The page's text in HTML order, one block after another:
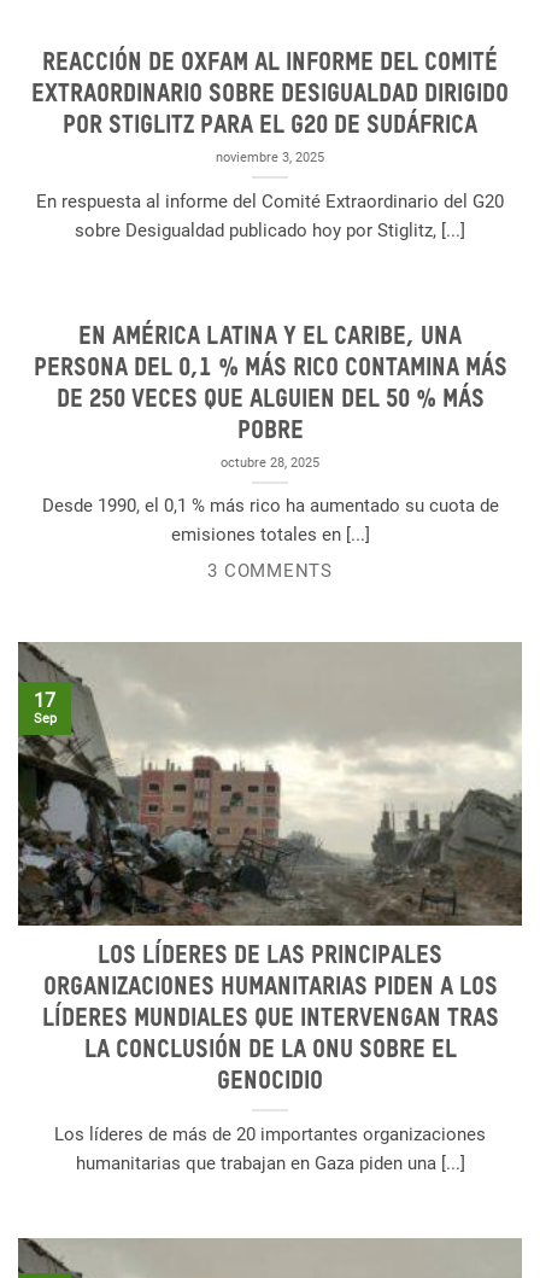
REACCIÓN DE OXFAM AL INFORME DEL COMITÉ
EXTRAORDINARIO SOBRE DESIGUALDAD DIRIGIDO
POR STIGLITZ PARA EL G20 DE SUDÁFRICA
noviembre 3, 2025
En respuesta al informe del Comité Extraordinario del G20
sobre Desigualdad publicado hoy por Stiglitz, [...]
En América Latina y el Caribe, una
persona del 0,1 % más rico contamina más
de 250 veces que alguien del 50 % más
pobre
octubre 28, 2025
Desde 1990, el 0,1 % más rico ha aumentado su cuota de
emisiones totales en [...]
3 COMMENTS
Los líderes de las principales
organizaciones humanitarias piden a los
líderes mundiales que intervengan tras
la conclusión de la ONU sobre el
genocidio
Los líderes de más de 20 importantes organizaciones
humanitarias que trabajan en Gaza piden una [...]
17
Sep